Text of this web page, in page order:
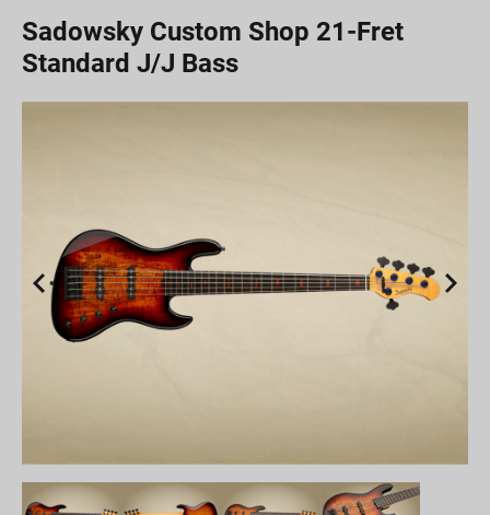
Sadowsky Custom Shop 21-Fret
Standard J/J Bass